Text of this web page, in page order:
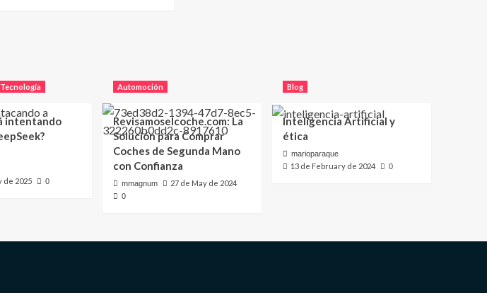
Tecnología
intentando
de 2025 0
Automoción
Revisamoselcoche.com: La
Solución para Comprar
Coches de Segunda Mano
con Confianza
mmagnum 27 de May de 2024
0
Blog
Inteligencia Artificial y
ética
marioparaque
13 de February de 2024 0